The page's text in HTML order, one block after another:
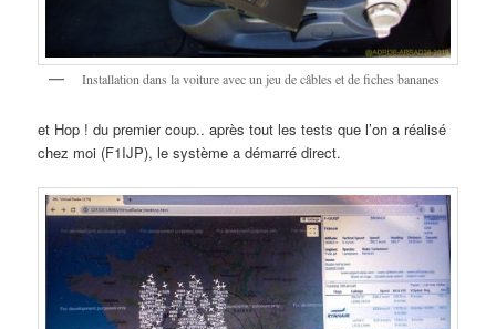
Installation dans la voiture avec un jeu de câbles et de fiches bananes
et Hop ! du premier coup.. après tout les tests que l’on a réalisé
chez moi (F1IJP), le système a démarré direct.